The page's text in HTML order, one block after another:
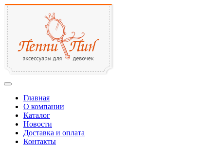
Главная
О компании
Каталог
Новости
Доставка и оплата
Контакты